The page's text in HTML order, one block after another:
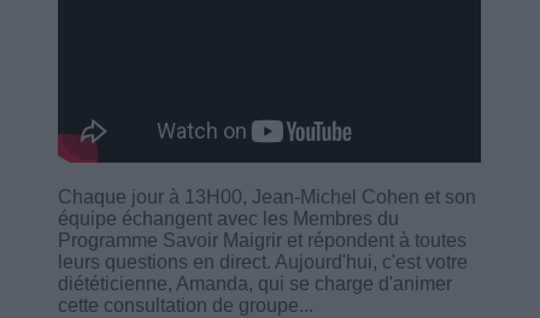
Chaque jour à 13H00, Jean-Michel Cohen et son
équipe échangent avec les Membres du
Programme Savoir Maigrir et répondent à toutes
leurs questions en direct. Aujourd'hui, c'est votre
diététicienne, Amanda, qui se charge d'animer
cette consultation de groupe...